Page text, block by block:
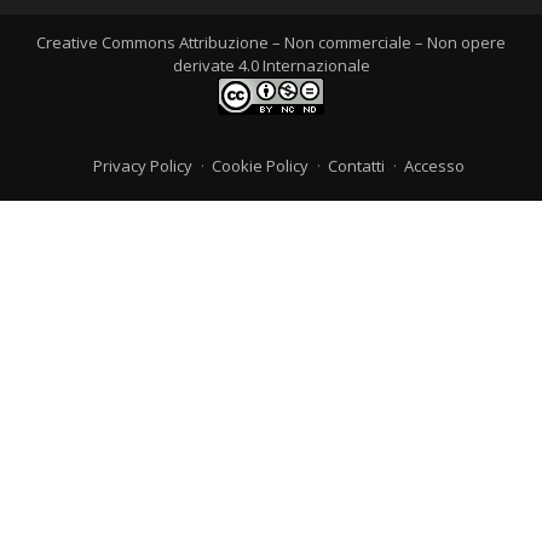
Creative Commons Attribuzione – Non commerciale – Non opere
derivate 4.0 Internazionale
Privacy Policy Cookie Policy Contatti Accesso